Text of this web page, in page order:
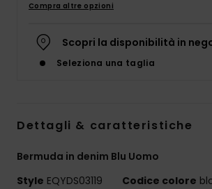
Compra altre opzioni
Scopri la disponibilità in
Seleziona una taglia
Dettagli & caratteristiche
Bermuda in denim Blu Uomo
Style EQYDS03119 Codice colore